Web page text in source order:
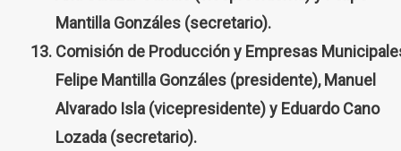
Mantilla Gonzáles (secretario).
Comisión de Producción y Empresas
Felipe Mantilla Gonzáles (presidente), Manuel
Alvarado Isla (vicepresidente) y Eduardo Cano
Lozada (secretario).